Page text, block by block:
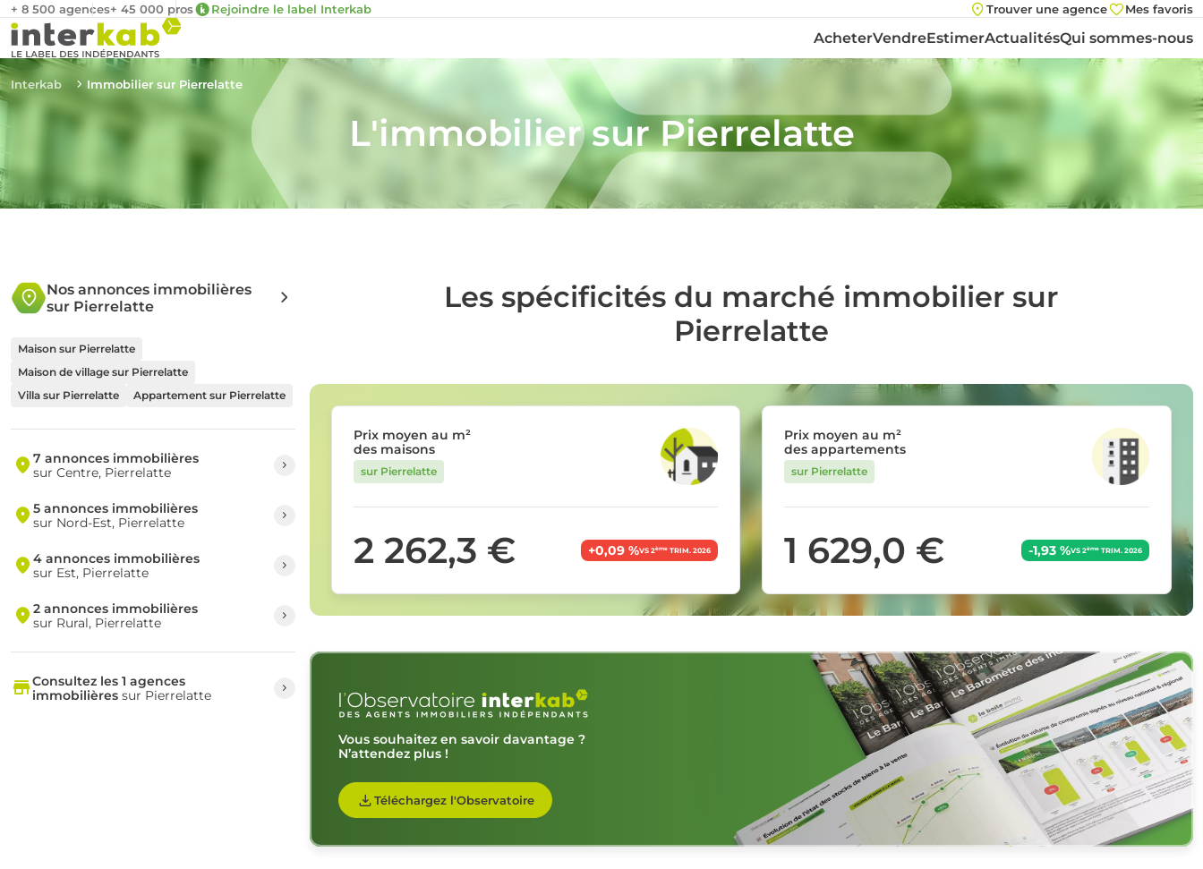
+ 8 500 agences+ 45 000 pros Rejoindre le label Interkab Trouver une agence Mes favoris
AcheterVendreEstimerActualitésQui sommes-nous
Interkab Immobilier sur Pierrelatte
L'immobilier sur Pierrelatte
Nos annonces immobilières
sur Pierrelatte
Maison sur Pierrelatte
Maison de village sur Pierrelatte
Villa sur Pierrelatte
Appartement sur Pierrelatte
7 annonces immobilières
sur Centre, Pierrelatte
5 annonces immobilières
sur Nord-Est, Pierrelatte
4 annonces immobilières
sur Est, Pierrelatte
2 annonces immobilières
sur Rural, Pierrelatte
Consultez les 1 agences
immobilièressur Pierrelatte
Les spécificités du marché immobilier sur
Pierrelatte
Prix moyen au m²
des maisons
sur Pierrelatte
2 262,3 € +0,09 %VS 2ème TRIM. 2026
Prix moyen au m²
des appartements
sur Pierrelatte
1 629,0 € -1,93 %VS 2èmeTRIM. 2026
Vous souhaitez en savoir davantage ?
N’attendez plus !
Téléchargez l'Observatoire